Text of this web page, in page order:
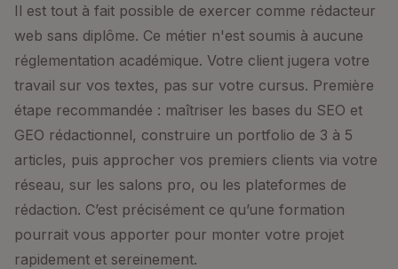
Il est tout à fait possible de exercer comme rédacteur
web sans diplôme. Ce métier n'est soumis à aucune
réglementation académique. Votre client jugera votre
travail sur vos textes, pas sur votre cursus. Première
étape recommandée : maîtriser les bases du SEO et
GEO rédactionnel, construire un portfolio de 3 à 5
articles, puis approcher vos premiers clients via votre
réseau, sur les salons pro, ou les plateformes de
rédaction. C’est précisément ce qu’une formation
pourrait vous apporter pour monter votre projet
rapidement et sereinement.